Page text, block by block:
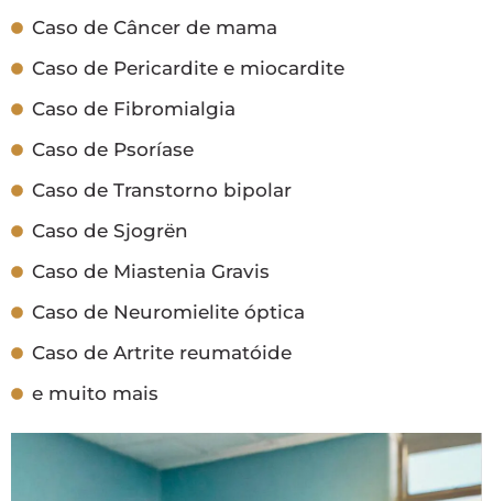
Caso de Câncer de mama
Caso de Pericardite e miocardite
Caso de Fibromialgia
Caso de Psoríase
Caso de Transtorno bipolar
Caso de Sjogrën
Caso de Miastenia Gravis
Caso de Neuromielite óptica
Caso de Artrite reumatóide
e muito mais